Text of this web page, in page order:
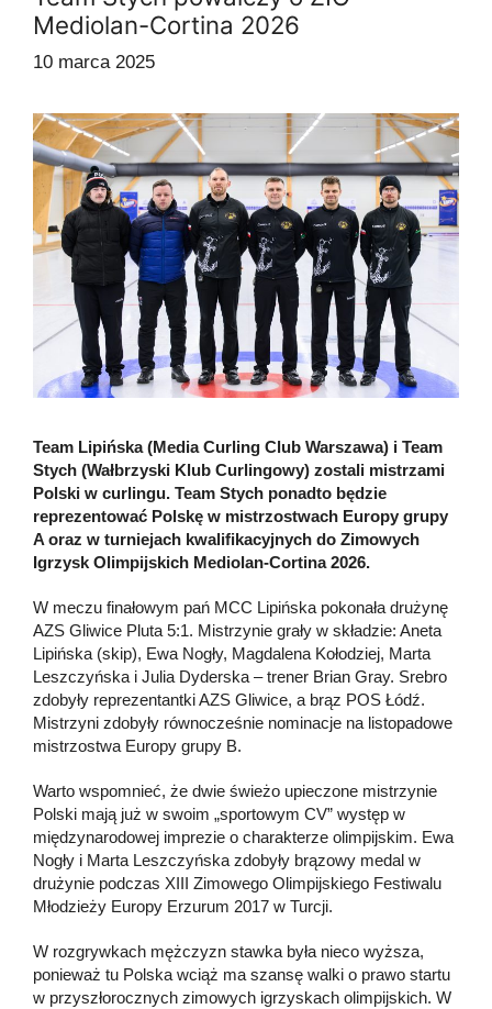
Mediolan-Cortina 2026
10 marca 2025
Team Lipińska (Media Curling Club Warszawa) i Team
Stych (Wałbrzyski Klub Curlingowy) zostali mistrzami
Polski w curlingu. Team Stych ponadto będzie
reprezentować Polskę w mistrzostwach Europy grupy
A oraz w turniejach kwalifikacyjnych do Zimowych
Igrzysk Olimpijskich Mediolan-Cortina 2026.
W meczu finałowym pań MCC Lipińska pokonała drużynę
AZS Gliwice Pluta 5:1. Mistrzynie grały w składzie: Aneta
Lipińska (skip), Ewa Nogły, Magdalena Kołodziej, Marta
Leszczyńska i Julia Dyderska – trener Brian Gray. Srebro
zdobyły reprezentantki AZS Gliwice, a brąz POS Łódź.
Mistrzyni zdobyły równocześnie nominacje na listopadowe
mistrzostwa Europy grupy B.
Warto wspomnieć, że dwie świeżo upieczone mistrzynie
Polski mają już w swoim „sportowym CV” występ w
międzynarodowej imprezie o charakterze olimpijskim. Ewa
Nogły i Marta Leszczyńska zdobyły brązowy medal w
drużynie podczas XIII Zimowego Olimpijskiego Festiwalu
Młodzieży Europy Erzurum 2017 w Turcji.
W rozgrywkach mężczyzn stawka była nieco wyższa,
ponieważ tu Polska wciąż ma szansę walki o prawo startu
w przyszłorocznych zimowych igrzyskach olimpijskich. W